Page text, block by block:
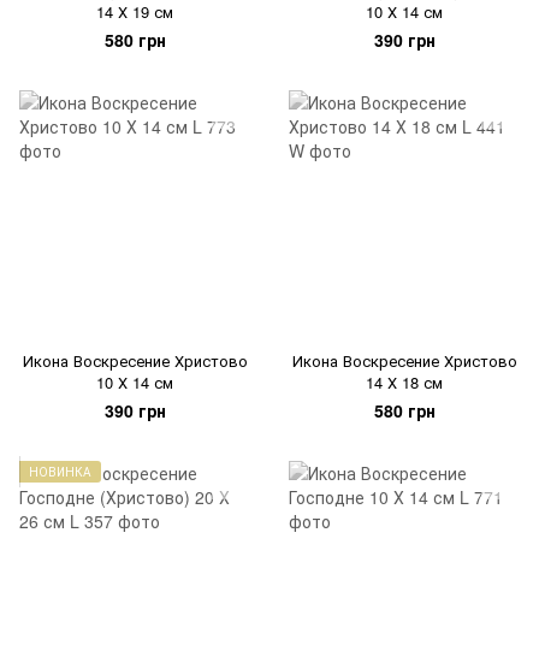
14 Х 19 см
580 грн
10 Х 14 см
390 грн
Икона Воскресение Христово
10 Х 14 см
390 грн
Икона Воскресение Христово
14 Х 18 см
580 грн
НОВИНКА